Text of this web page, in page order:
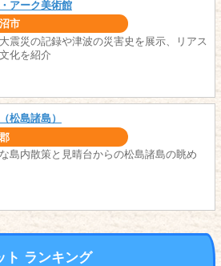
アーク美術館
市
震災の記録や津波の災害史を展示、リアス
化を紹介
松島諸島）
島内散策と見晴台からの松島諸島の眺め
ト ランキング